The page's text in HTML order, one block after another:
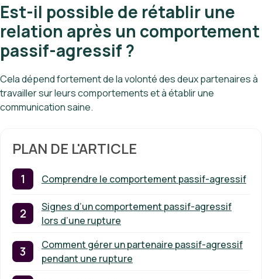
Est-il possible de rétablir une
relation après un comportement
passif-agressif ?
Cela dépend fortement de la volonté des deux partenaires à
travailler sur leurs comportements et à établir une
communication saine.
PLAN DE L'ARTICLE
Comprendre le comportement passif-agressif
Signes d’un comportement passif-agressif
lors d’une rupture
Comment gérer un partenaire passif-agressif
pendant une rupture